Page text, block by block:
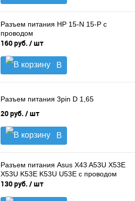
корзину
Разъем питания HP 15-N 15-P с
проводом
160 руб. / шт
В
корзину
Разъем питания 3pin D 1,65
20 руб. / шт
В
корзину
Разъем питания Asus X43 A53U X53E
X53U K53E K53U U53E с проводом
130 руб. / шт